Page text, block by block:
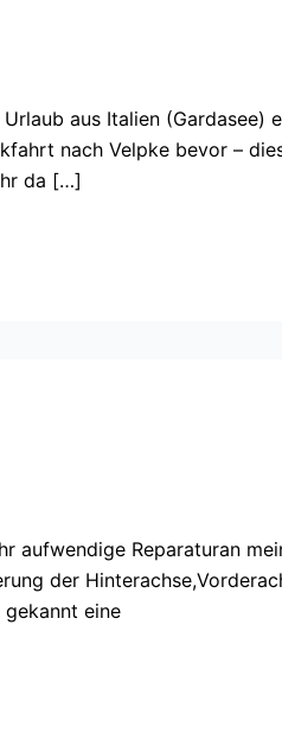
aus Italien
nach Velpke bevor –
da […]
aufwendige Reparaturan
der
eine